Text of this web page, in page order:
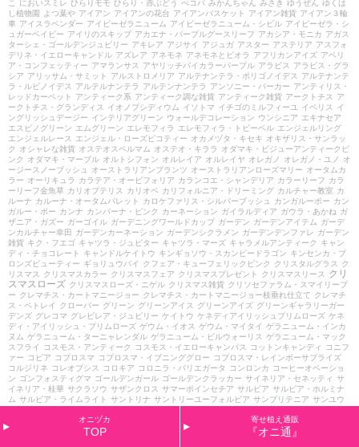
こ
においスミレ ひらりモモ ひらり・赤ぶどう べコパ みかんちゃん みさき ゆうぜん
ゆくは
し植物園
よつ葉や アイアン アイアンの花台 アイアンバスケット アイアン雑貨 アイアン３輪
車 アイスラベンダー アイビーゼラニューム アイビーゼラニューム・シビル アイビーゼラ・シ
ュガーベイビー アイリのスキップ アカエナ・パープルグースリーフ アカシア・モニカ アガス
ターシェ・ゴールデンジュビリー アキレア アジサイ アジュガ アスター アステリア アスフォ
デリネ・イエローキャンドル アズレア アネモネ アネモネとビオラ アフリカンアイズ アベリ
ア・コンフェッティー アマランサス アヤリッチバイカラーパープル アラビス
アラビス・グラ
シア アリッサム・サミット アルストロメリア アルテナンテラ・ポリゴノイデス
アルテナンテ
ラ・ルビノイデス
アルテルナンテラ アルテンナンテラ アンソニー・パーカー アンティリス・
レッドカーペット
アンティーク系 アンティーク調な雑貨 アンティーク雑貨 アークトチス
ア
ークトチス・グランディス
イオノプシディウム イソトマ イチゴのミルフィーユ イベリス
イ
ングリッシュデージー インテリアグリーン ウォールデコレーション ウンシニア エキナセア
エスピノグリーン エムグリーン エレモフィラ エレモフィラ・トビーベル エンジェルリング
エンジェルレース
エンジェル・ローズピコティー オカメヅタ・キセキ オキザリス・サンラッ
ク
オシャレな雑貨 オステオスペルマム オステオ・キララ
オダマキ・ビジューアンティークピ
ンク
オダマキ・マーブル オルトシフォン オルレイア オルレイヤ オレガノ オレガノ・ユノ
オ
ージースノーブッシュ
オーストラリアンプランツ オーストラリアンローズマリー オータムカ
ラー オーリキュラ カラテア・オービフォリア カランコエ・シャンデリア カラーリーフ カラ
ーリーフ金魚草 カリオプテリス カリオペ カリフォルニア・ドリーミング カルチャー教室 カ
ルーナ カルーナ・オータムパレット カロケファリス・シルバーブッシュ カンガルーポー カン
ガルー・ポー カンナ カンパーナ・ピンク カーネーション ガイラルディア ガウラ・あかね ガ
ザニア・ガズー ガーゴイル ガーデニングワールドカップ ガーデン ガーデンアイテム ガーデ
ンカルチャー幸田
ガーデンカーネーション ガーデンシクラメン ガーデンデンファレ ガーデン
雑貨 キク・フエゴ キャツラ・ジュピター キャツラ・マーズ キャラメルアンティーク
キャン
ディ・チョコレート
キャンドルケイトウ キンギョソウ・スカンピードラゴン キンセンカ・ブ
ロンズビューティー ギョリュウバイ クフェア・キューフェリックピンク クリスタルグラス
ク
リスマス
クリスマスカラー クリスマスフェア クリスマスプレゼント クリスマスリース
クリ
スマスローズ クリスマスローズ・ニゲル クリスマス雑貨 クリソセファラム・スマイリープ
ー クレマチス・カートマニージョー クレマチス・カートマニージョー枝垂れ仕立て クレマチ
ス・ペトレイ
クローバー グリーン グリーンアイス グリーンアイズ グリーンギャラリーガー
デンズ グレコマ グレビレア・ジュビリー ケイトウ ケネディアイリッシュプリムローズ ケネ
ディ・アイリッシュ・プリムローズ ゲウム・イオス ゲウム・マイタイ ゲラニューム・インカ
ヌム ゲラニューム・ターニャレンダル ゲラニューム・ビルウォーリス ゲラニューム・マック
スフライ
コスモス・アンティーク コスモス・イエローキャンパス コットンキャンディ
コニフ
ァー
コピア コプロスマ コプロスマ・イブニンググロー
コプロスマ・レインボーサプライズ
コルジリネ
コレオプシス コロキア コロニラ・バリエガータ コンロンカ
コーヒーオベーショ
ン ゴンフォスティグマ ゴールデンガール ゴールデンクラッカー サイネリア・セネッティ サ
イネリア・桂華 サクラソウ サザンクロス サマーポインセチア サルビア サルビア・ホルミナ
ム サルビア・ライムライト サントリナ サントリーユーフォルビア サンブリテニア サンユウ
クラメン・セレナーディア シクラメン・ビクトリア シクラメン・プチティアラ
のうさぎ
シッサスシュガーバイン ショコラポット シラサギカヤツリ
オニヅカ
TOP
寄せ植え通販
『オニ通』